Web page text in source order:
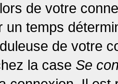
lors de votre
un temps
de votre
la case Se